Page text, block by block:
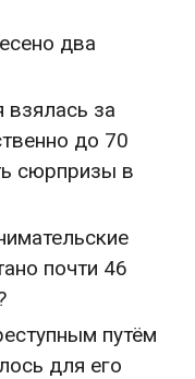
два
взялась за
до 70
сюрпризы в
почти 46
путём
для его